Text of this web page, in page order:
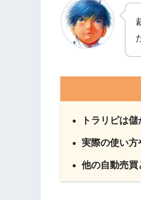
トラリピは
実際の使い方
他の自動売買